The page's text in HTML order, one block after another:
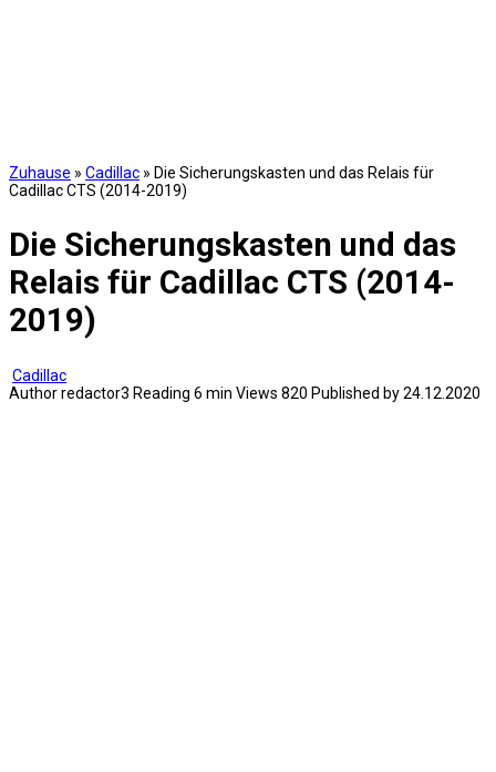
Zuhause » Cadillac » Die Sicherungskasten und das Relais für
Cadillac CTS (2014-2019)
Die Sicherungskasten und das
Relais für Cadillac CTS (2014-
2019)
Cadillac
Authorredactor3 Reading 6 min Views 820 Published by24.12.2020